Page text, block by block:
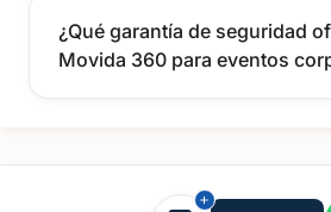
¿Qué garantía de seguridad
Movida 360 para eventos